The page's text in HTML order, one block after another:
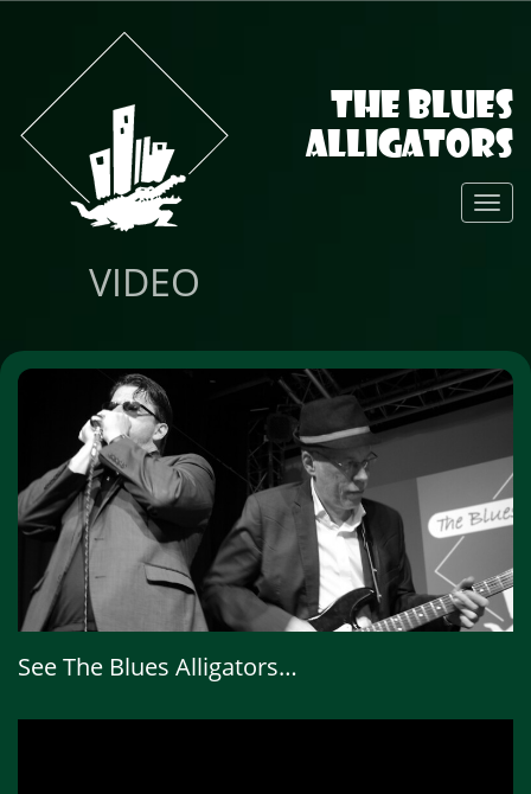
The Blues
Alligators
Toggle
VIDEO
See The Blues Alligators…